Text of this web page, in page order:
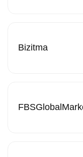
Bizitma